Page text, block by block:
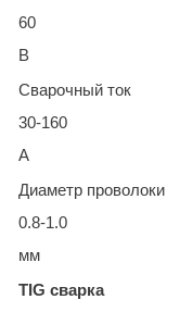
60
В
Сварочный ток
30-160
А
Диаметр проволоки
0.8-1.0
мм
TIG сварка